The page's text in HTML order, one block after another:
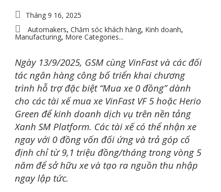
Tháng 9 16, 2025
Automakers, Chăm sóc khách hàng, Kinh doanh,
Manufacturing, More Categories...
Ngày 13/9/2025, GSM cùng VinFast và các đối
tác ngân hàng công bố triển khai chương
trình hỗ trợ đặc biệt “Mua xe 0 đồng” dành
cho các tài xế mua xe VinFast VF 5 hoặc Herio
Green để kinh doanh dịch vụ trên nền tảng
Xanh SM Platform. Các tài xế có thể nhận xe
ngay với 0 đồng vốn đối ứng và trả góp cố
định chỉ từ 9,1 triệu đồng/tháng trong vòng 5
năm để sở hữu xe và tạo ra nguồn thu nhập
ngay lập tức.